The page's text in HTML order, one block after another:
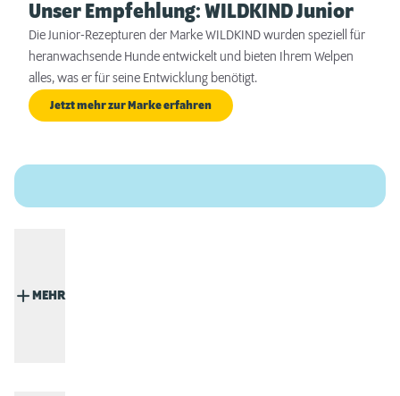
Unser Empfehlung: WILDKIND Junior
Die Junior-Rezepturen der Marke WILDKIND wurden speziell für
heranwachsende Hunde entwickelt und bieten Ihrem Welpen
alles, was er für seine Entwicklung benötigt.
Jetzt mehr zur Marke erfahren
MEHR